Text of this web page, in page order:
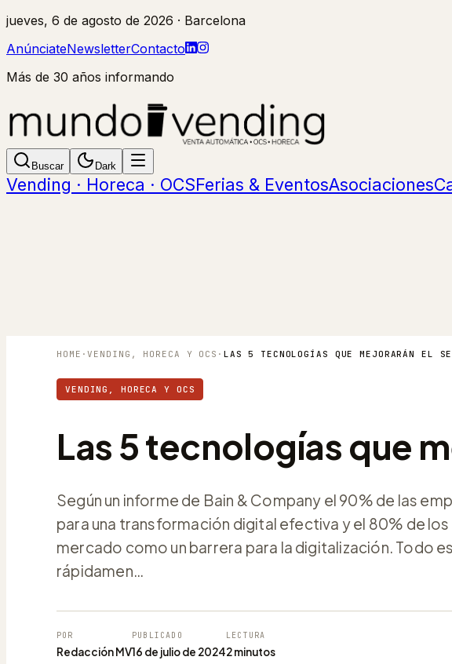
jueves, 6 de agosto de 2026 · Barcelona
AnúnciateNewsletterContacto
Más de 30 años informando
Buscar Dark
Vending · Horeca · OCSFerias & EventosAsociaciones
HOME ·VENDING, HORECA Y OCS · LAS 5 TECNOLOGÍAS QUE MEJORARÁN EL
VENDING, HORECA Y OCS
Las 5 tecnologías que
Según un informe de Bain & Company el 90% de las
para una transformación digital efectiva y el 80% de
mercado como un barrera para la digitalización. Todo
rápidamen…
POR
Redacción MV
PUBLICADO
16 de julio de 2024
LECTURA
2 minutos